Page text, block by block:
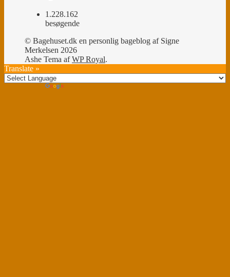
1.228.162
besøgende
© Bagehuset.dk en personlig bageblog af Signe
Merkelsen 2026
Ashe Tema afWP Royal.
Translate »